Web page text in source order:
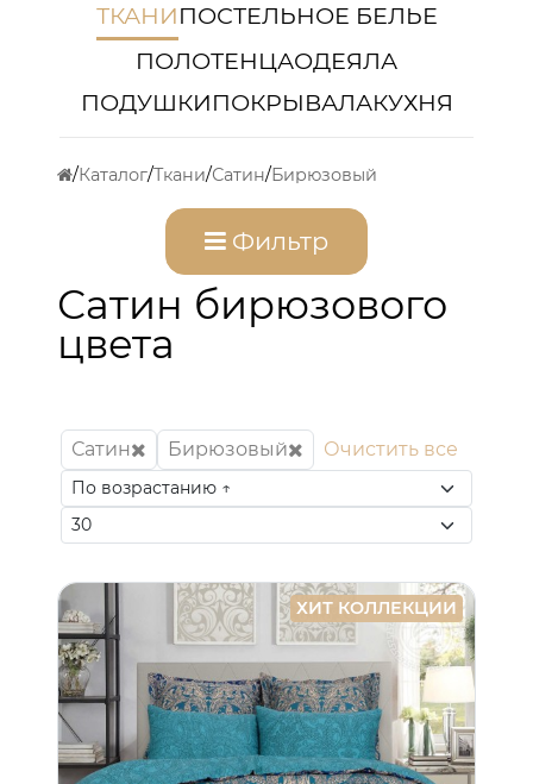
ТКАНИПОСТЕЛЬНОЕ БЕЛЬЕ
ПОЛОТЕНЦАОДЕЯЛА
ПОДУШКИПОКРЫВАЛАКУХНЯ
Каталог Ткани Сатин Бирюзовый
Фильтр
Сатин бирюзового
цвета
Сатин Бирюзовый Очистить все
ХИТ КОЛЛЕКЦИИ